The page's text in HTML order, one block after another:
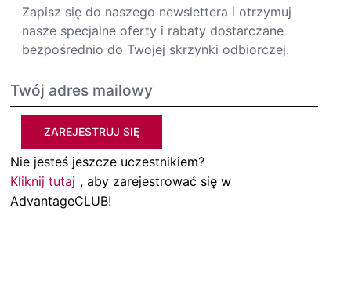
Zapisz się do naszego newslettera i otrzymuj
nasze specjalne oferty i rabaty dostarczane
bezpośrednio do Twojej skrzynki odbiorczej.
ZAREJESTRUJ SIĘ
Nie jesteś jeszcze uczestnikiem?
Kliknij tutaj , aby zarejestrować się w
AdvantageCLUB!